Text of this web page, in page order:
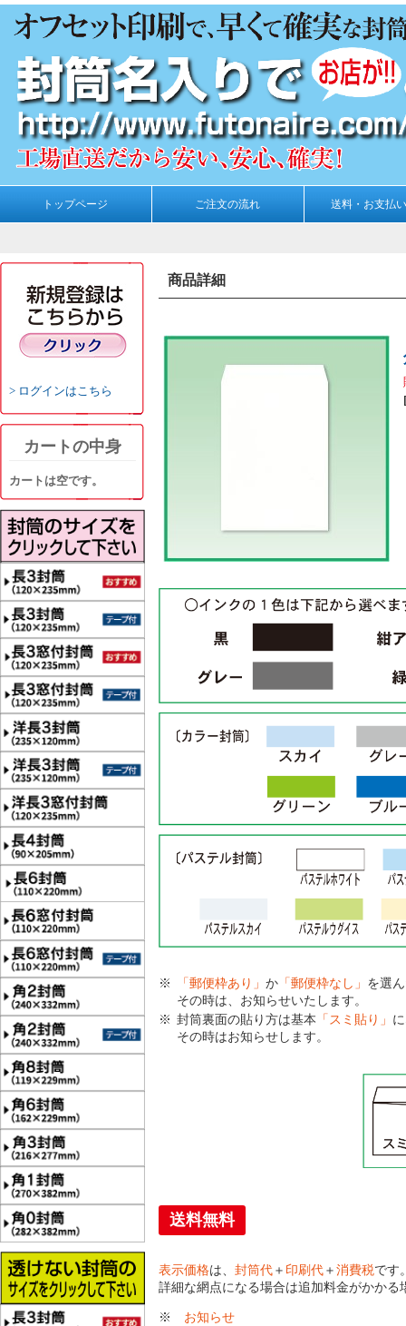
トップページ ご注文の流れ 送料・お支払
ログインはこちら
カートの中身
カートは空です。
商品詳細
「郵便枠あり」 か 「郵便枠なし」 を選
その時は、お知らせいたします。
封筒裏面の貼り方は基本 「スミ貼り」
その時はお知らせします。
送料無料
表示価格は、 封筒代 ＋ 印刷代 ＋ 消費税です
詳細な網点になる場合は追加料金がかかる
※ お知らせ